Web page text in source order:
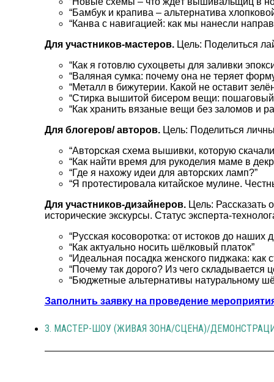
“Бамбук и крапива – альтернатива
“Канва с навигацией: как мы нанесли
Для участников-мастеров.Цель: Поделиться
“Как я готовлю сухоцветы для заливки
“Валяная сумка: почему она не теряет
“Металл в бижутерии. Какой не оставит
“Стирка вышитой бисером вещи: пошаговый
“Как хранить вязаные вещи без заломов и
Для блогеров/ авторов.Цель: Поделиться
“Авторская схема вышивки, которую
“Как найти время для рукоделия маме в
“Где я нахожу идеи для авторских ламп?”
“Я протестировала китайское мулине.
Для участников-дизайнеров.Цель: Рассказать
исторические экскурсы. Статус эксперта-
“Русская косоворотка: от истоков до наших
“Как актуально носить шёлковый платок”
“Идеальная посадка женского пиджака: как
“Почему так дорого? Из чего складывается
“Бюджетные альтернативы натуральному
Заполнить заявку на проведение
3. МАСТЕР-ШОУ (ЖИВАЯ ЗОНА/СЦЕНА)/